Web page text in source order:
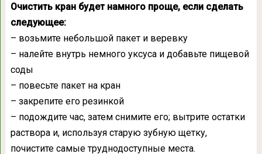
Очистить кран будет намного проще, если сделать
следующее:
– возьмите небольшой пакет и веревку
– налейте внутрь немного уксуса и добавьте пищевой
соды
– повесьте пакет на кран
– закрепите его резинкой
– подождите час, затем снимите его; вытрите остатки
раствора и, используя старую зубную щетку,
почистите самые труднодоступные места.